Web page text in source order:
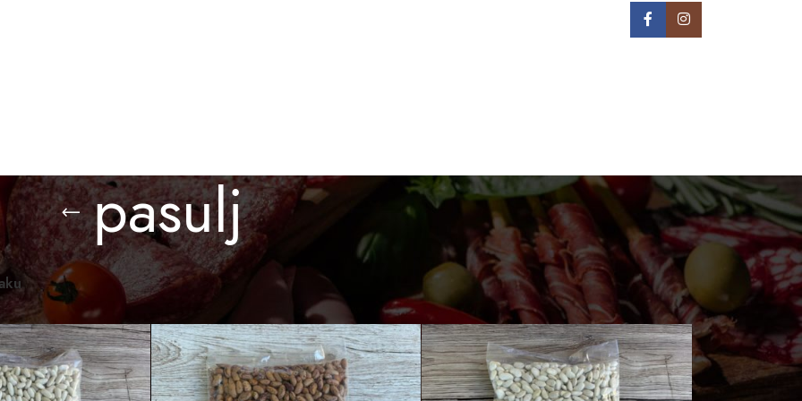
pasulj
proizvodi/ Proizvod označen „pasulj“
Prikaži 24 36